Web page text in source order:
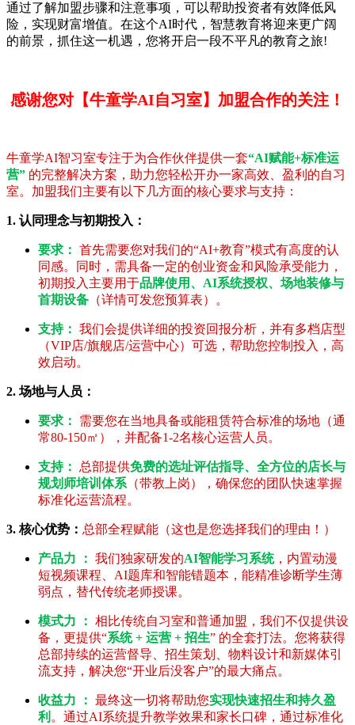
通过了解加盟步骤和注意事项，可以帮助投资者有效降低风
险，实现财富增值。在这个AI时代，智慧教育将迎来更广阔
的前景，抓住这一机遇，您将开启一段不平凡的教育之旅!
感谢您对【牛童学AI自习室】加盟合作的关注！
牛童学AI智习室专注于为合作伙伴提供一套“AI赋能+标准运
营” 的完整解决方案，助力您轻松开办一家高效、盈利的自习
室。加盟我们主要有以下几方面的核心要求与支持：
1. 认同理念与初期投入：
要求： 首先需要您对我们的“AI+教育”模式有高度的认
同感。同时，需具备一定的创业资金和风险承受能力，
初期投入主要用于品牌使用、AI系统授权、场地装修与
首期设备 （详情可发您预算表）。
支持： 我们会提供详细的投资回报分析，并有多档店型
（VIP店/旗舰店/运营中心）可选，帮助您控制投入，高
效启动。
2. 场地与人员：
要求：
需要您在当地具备或能租赁符合标准的场地（通
常80-150㎡），并配备1-2名核心运营人员。
支持： 总部提供免费的选址评估指导、全方位的店长与
规划师培训体系 （带教上岗），确保您的团队快速掌握
标准化运营流程。
3. 核心优势： 总部全程赋能（这也是您选择我们的理由！）
产品力 ： 我们独家研发的AI智能学习系统，内置动漫
短视频课程、AI题库和智能错题本，能精准诊断学生薄
弱点，替代传统老师授课。
模式力 ： 相比传统自习室和普通加盟，我们不仅提供设
备，更提供“系统 + 运营 + 招生” 的全套打法。您将获得
总部持续的运营督导、招生策划、物料设计和新媒体引
流支持，解决您“开业后没客户”的最大痛点。
收益力 ： 最终这一切将帮助您实现快速招生和持久盈
利 。通过AI系统提升教学效果和家长口碑，通过标准化